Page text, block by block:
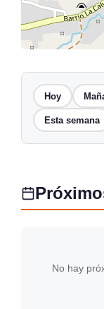
Hoy
Esta semana
No hay